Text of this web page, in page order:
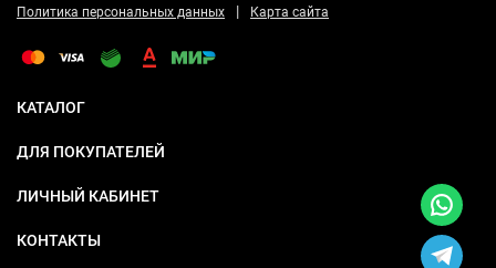
Политика персональных данных | Карта сайта
КАТАЛОГ
ДЛЯ ПОКУПАТЕЛЕЙ
ЛИЧНЫЙ КАБИНЕТ
КОНТАКТЫ